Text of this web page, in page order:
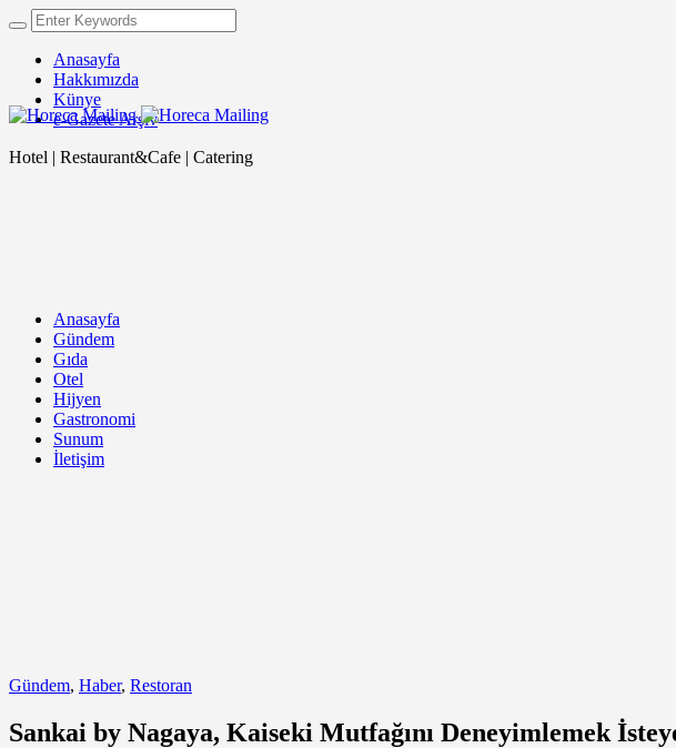
Anasayfa
Hakkımızda
Künye
e-Gazete Arşiv
Hotel | Restaurant&Cafe | Catering
Anasayfa
Gündem
Gıda
Otel
Hijyen
Gastronomi
Sunum
İletişim
Gündem, Haber, Restoran
Sankai by Nagaya, Kaiseki Mutfağını Deneyimlemek